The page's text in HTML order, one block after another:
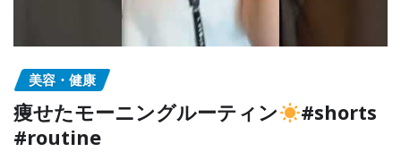
美容・健康
痩せたモーニングルーティン
#shorts
#routine